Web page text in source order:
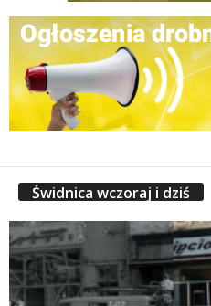
Świdnica wczoraj i dziś